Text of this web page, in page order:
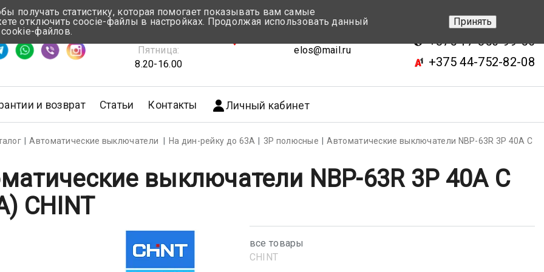
ответа ≈ 5 мин
Понедельник-Четверг:
Пятница:
8.20-16.00
elos@mail.ru
+375 17-343-46-70
+375 17-350-99-56
+375 44-752-82-08
и возврат Статьи Контакты Личный кабинет
Автоматические выключатели На дин-рейку до 63А 3Р полюсные Автоматические выключатели NBP-63R 3P 40A С
выключатели NBP-63R 3P 40A С
CHINT
все товары
CHINT
получать статистику, которая помогает показывать вам самые
отключить coocie-файлы в настройках. Продолжая использовать данный
файлов.
Принять